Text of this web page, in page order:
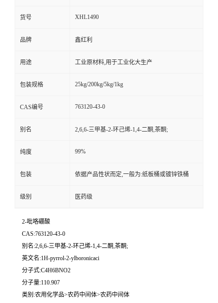
货号 XHL1490
品牌 鑫红利
用途 工业原材料,用于工业化大生产
包装规格 25kg/200kg/5kg/1kg
CAS编号 763120-43-0
别名 2,6,6-三甲基-2-环己烯-1,4-二酮,茶酮;
纯度 99%
包装 依据产品性状而定,一般为:纸板桶或镀锌铁桶
级别 医药级
2-吡咯硼酸
CAS:763120-43-0
别名:2,6,6-三甲基-2-环己烯-1,4-二酮,茶酮;
英文名:1H-pyrrol-2-ylboronicaci
分子式:C4H6BNO2
分子量:110.907
类别:农用化学品>农药中间体>农药中间体